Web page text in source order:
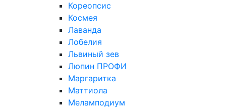
Кореопсис
Космея
Лаванда
Лобелия
Львиный зев
Люпин ПРОФИ
Маргаритка
Маттиола
Меламподиум